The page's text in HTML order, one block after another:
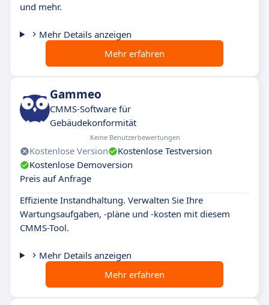
und mehr.
Mehr Details anzeigen
Mehr erfahren
Gammeo
CMMS-Software für
Gebäudekonformität
Keine Benutzerbewertungen
Kostenlose Version
Kostenlose Testversion
Kostenlose Demoversion
Preis auf Anfrage
Effiziente Instandhaltung. Verwalten Sie Ihre
Wartungsaufgaben, -pläne und -kosten mit diesem
CMMS-Tool.
Mehr Details anzeigen
Mehr erfahren